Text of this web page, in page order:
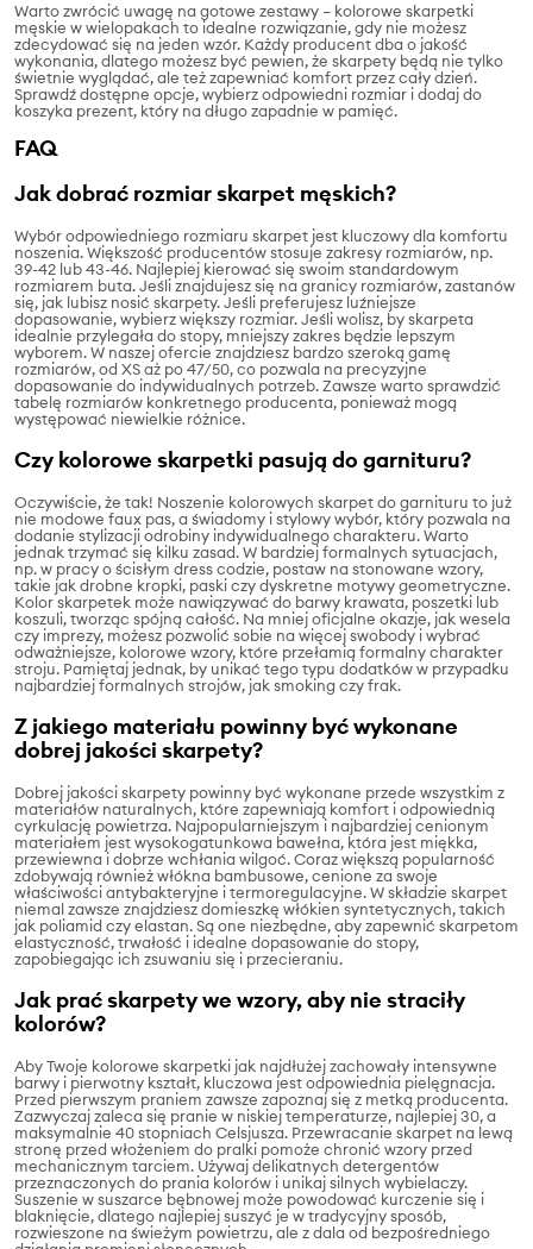
Warto zwrócić uwagę na gotowe zestawy – kolorowe skarpetki
męskie w wielopakach to idealne rozwiązanie, gdy nie możesz
zdecydować się na jeden wzór. Każdy producent dba o jakość
wykonania, dlatego możesz być pewien, że skarpety będą nie tylko
świetnie wyglądać, ale też zapewniać komfort przez cały dzień.
Sprawdź dostępne opcje, wybierz odpowiedni rozmiar i dodaj do
koszyka prezent, który na długo zapadnie w pamięć.
FAQ
Jak dobrać rozmiar skarpet męskich?
Wybór odpowiedniego rozmiaru skarpet jest kluczowy dla komfortu
noszenia. Większość producentów stosuje zakresy rozmiarów, np.
39-42 lub 43-46. Najlepiej kierować się swoim standardowym
rozmiarem buta. Jeśli znajdujesz się na granicy rozmiarów, zastanów
się, jak lubisz nosić skarpety. Jeśli preferujesz luźniejsze
dopasowanie, wybierz większy rozmiar. Jeśli wolisz, by skarpeta
idealnie przylegała do stopy, mniejszy zakres będzie lepszym
wyborem. W naszej ofercie znajdziesz bardzo szeroką gamę
rozmiarów, od XS aż po 47/50, co pozwala na precyzyjne
dopasowanie do indywidualnych potrzeb. Zawsze warto sprawdzić
tabelę rozmiarów konkretnego producenta, ponieważ mogą
występować niewielkie różnice.
Czy kolorowe skarpetki pasują do garnituru?
Oczywiście, że tak! Noszenie kolorowych skarpet do garnituru to już
nie modowe faux pas, a świadomy i stylowy wybór, który pozwala na
dodanie stylizacji odrobiny indywidualnego charakteru. Warto
jednak trzymać się kilku zasad. W bardziej formalnych sytuacjach,
np. w pracy o ścisłym dress codzie, postaw na stonowane wzory,
takie jak drobne kropki, paski czy dyskretne motywy geometryczne.
Kolor skarpetek może nawiązywać do barwy krawata, poszetki lub
koszuli, tworząc spójną całość. Na mniej oficjalne okazje, jak wesela
czy imprezy, możesz pozwolić sobie na więcej swobody i wybrać
odważniejsze, kolorowe wzory, które przełamią formalny charakter
stroju. Pamiętaj jednak, by unikać tego typu dodatków w przypadku
najbardziej formalnych strojów, jak smoking czy frak.
Z jakiego materiału powinny być wykonane
dobrej jakości skarpety?
Dobrej jakości skarpety powinny być wykonane przede wszystkim z
materiałów naturalnych, które zapewniają komfort i odpowiednią
cyrkulację powietrza. Najpopularniejszym i najbardziej cenionym
materiałem jest wysokogatunkowa bawełna, która jest miękka,
przewiewna i dobrze wchłania wilgoć. Coraz większą popularność
zdobywają również włókna bambusowe, cenione za swoje
właściwości antybakteryjne i termoregulacyjne. W składzie skarpet
niemal zawsze znajdziesz domieszkę włókien syntetycznych, takich
jak poliamid czy elastan. Są one niezbędne, aby zapewnić skarpetom
elastyczność, trwałość i idealne dopasowanie do stopy,
zapobiegając ich zsuwaniu się i przecieraniu.
Jak prać skarpety we wzory, aby nie straciły
kolorów?
Aby Twoje kolorowe skarpetki jak najdłużej zachowały intensywne
barwy i pierwotny kształt, kluczowa jest odpowiednia pielęgnacja.
Przed pierwszym praniem zawsze zapoznaj się z metką producenta.
Zazwyczaj zaleca się pranie w niskiej temperaturze, najlepiej 30, a
maksymalnie 40 stopniach Celsjusza. Przewracanie skarpet na lewą
stronę przed włożeniem do pralki pomoże chronić wzory przed
mechanicznym tarciem. Używaj delikatnych detergentów
przeznaczonych do prania kolorów i unikaj silnych wybielaczy.
Suszenie w suszarce bębnowej może powodować kurczenie się i
blaknięcie, dlatego najlepiej suszyć je w tradycyjny sposób,
rozwieszone na świeżym powietrzu, ale z dala od bezpośredniego